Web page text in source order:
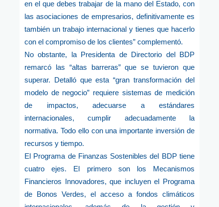
en el que debes trabajar de la mano del Estado, con
las asociaciones de empresarios, definitivamente es
también un trabajo internacional y tienes que hacerlo
con el compromiso de los clientes” complementó.
No obstante, la Presidenta de Directorio del BDP
remarcó las “altas barreras” que se tuvieron que
superar. Detalló que esta “gran transformación del
modelo de negocio” requiere sistemas de medición
de impactos, adecuarse a estándares
internacionales, cumplir adecuadamente la
normativa. Todo ello con una importante inversión de
recursos y tiempo.
El Programa de Finanzas Sostenibles del BDP tiene
cuatro ejes. El primero son los Mecanismos
Financieros Innovadores, que incluyen el Programa
de Bonos Verdes, el acceso a fondos climáticos